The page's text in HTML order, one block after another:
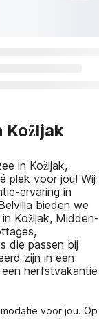
Kožljak
in Kožljak,
plek voor jou! Wij
ervaring in
bieden we
Kožljak, Midden-
die passen bij
zijn in een
herfstvakantie
voor jou. Op